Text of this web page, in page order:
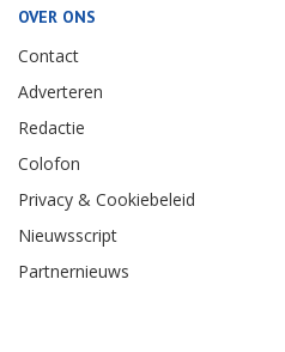
OVER ONS
Contact
Adverteren
Redactie
Colofon
Privacy & Cookiebeleid
Nieuwsscript
Partnernieuws